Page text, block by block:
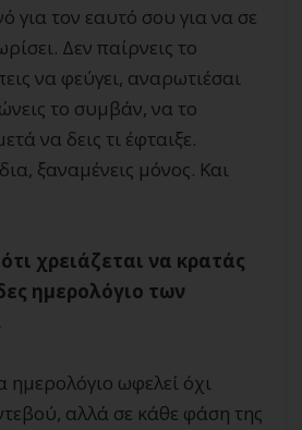
για τον εαυτό σου για να σε
Δεν παίρνεις το
να φεύγει, αναρωτιέσαι
το συμβάν, να το
να δεις τι έφταιξε.
ξαναμένεις μόνος. Και
χρειάζεται να κρατάς
ημερολόγιο των
ημερολόγιο ωφελεί όχι
αλλά σε κάθε φάση της